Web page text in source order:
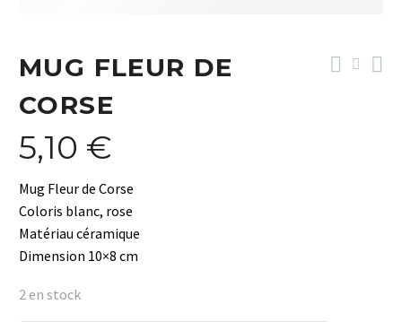
MUG FLEUR DE
CORSE
5,10 €
Mug Fleur de Corse
Coloris blanc, rose
Matériau céramique
Dimension 10×8 cm
2 en stock